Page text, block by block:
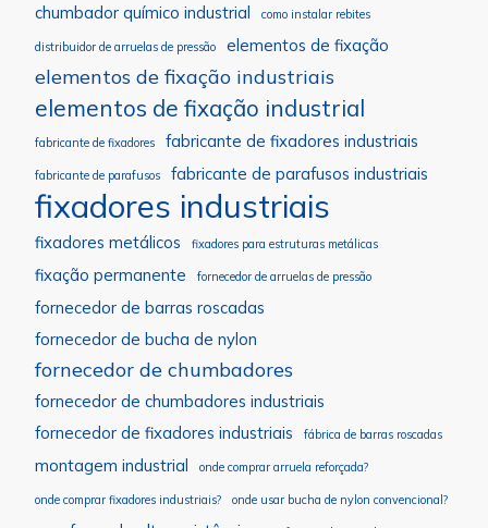
chumbador químico industrial
como instalar rebites
distribuidor de arruelas de pressão elementos de fixação
elementos de fixação industriais
elementos de fixação industrial
fabricante de fixadores fabricante de fixadores industriais
fabricante de parafusos fabricante de parafusos industriais
fixadores industriais
fixadores metálicos fixadores para estruturas metálicas
fixação permanente fornecedor de arruelas de pressão
fornecedor de barras roscadas
fornecedor de bucha de nylon
fornecedor de chumbadores
fornecedor de chumbadores industriais
fornecedor de fixadores industriais
fábrica de barras roscadas
montagem industrial onde comprar arruela reforçada?
onde comprar fixadores industriais? onde usar bucha de nylon convencional?